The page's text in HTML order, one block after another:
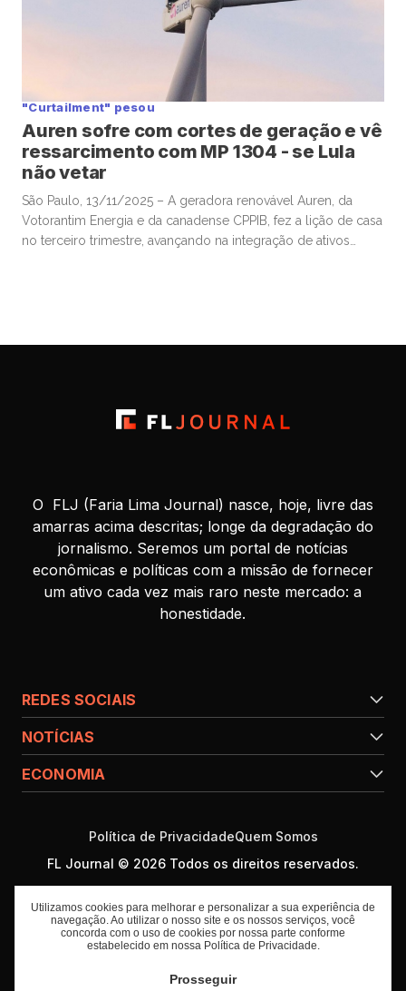
"Curtailment" pesou
Auren sofre com cortes de geração e vê
ressarcimento com MP 1304 - se Lula
não vetar
São Paulo, 13/11/2025 – A geradora renovável Auren, da
Votorantim Energia e da canadense CPPIB, fez a lição de casa
no terceiro trimestre, avançando na integração de ativos
O FLJ (Faria Lima Journal) nasce, hoje, livre das
amarras acima descritas; longe da degradação do
jornalismo. Seremos um portal de notícias
econômicas e políticas com a missão de fornecer
um ativo cada vez mais raro neste mercado: a
honestidade.
REDES SOCIAIS
NOTÍCIAS
ECONOMIA
FL Journal © 2026 Todos os direitos reservados.
Política de PrivacidadeQuem Somos
Utilizamos cookies para melhorar e personalizar a sua experiência de
navegação. Ao utilizar o nosso site e os nossos serviços, você
concorda com o uso de cookies por nossa parte conforme
estabelecido em nossa Política de Privacidade.
Prosseguir